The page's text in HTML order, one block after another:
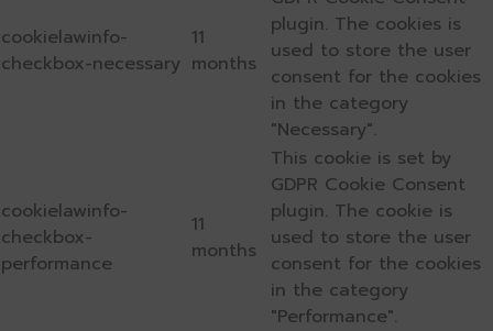
cookielawinfo-
checkbox-necessary
11
months
plugin. The cookies is
used to store the user
consent for the cookies
in the category
"Necessary".
cookielawinfo-
checkbox-
performance
11
months
This cookie is set by
GDPR Cookie Consent
plugin. The cookie is
used to store the user
consent for the cookies
in the category
"Performance".